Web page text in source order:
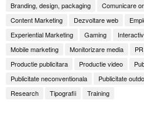
Branding, design, packaging Comunicare
Content Marketing
Dezvoltare web
Experiential Marketing
Gaming
Mobile marketing
Monitorizare media PR
Productie publicitara
Productie video
Publicitate neconventionala
Publicitate
Research
Tipografii Training